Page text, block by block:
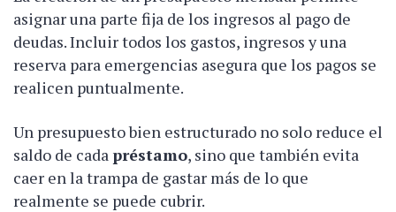
asignar una parte fija de los ingresos al pago de
deudas. Incluir todos los gastos, ingresos y una
reserva para emergencias asegura que los pagos se
realicen puntualmente.
Un presupuesto bien estructurado no solo reduce el
saldo de cada préstamo, sino que también evita
caer en la trampa de gastar más de lo que
realmente se puede cubrir.